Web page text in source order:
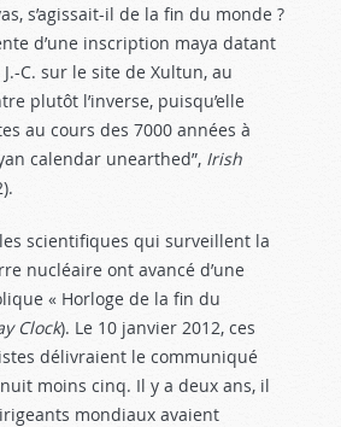
s’agissait-il de la fin du monde ?
d’une inscription maya datant
C. sur le site de Xultun, au
plutôt l’inverse, puisqu’elle
au cours des 7000 années à
calendar unearthed”, Irish
les scientifiques qui surveillent la
nucléaire ont avancé d’une
« Horloge de la fin du
Clock). Le 10 janvier 2012, ces
délivraient le communiqué
moins cinq. Il y a deux ans, il
mondiaux avaient